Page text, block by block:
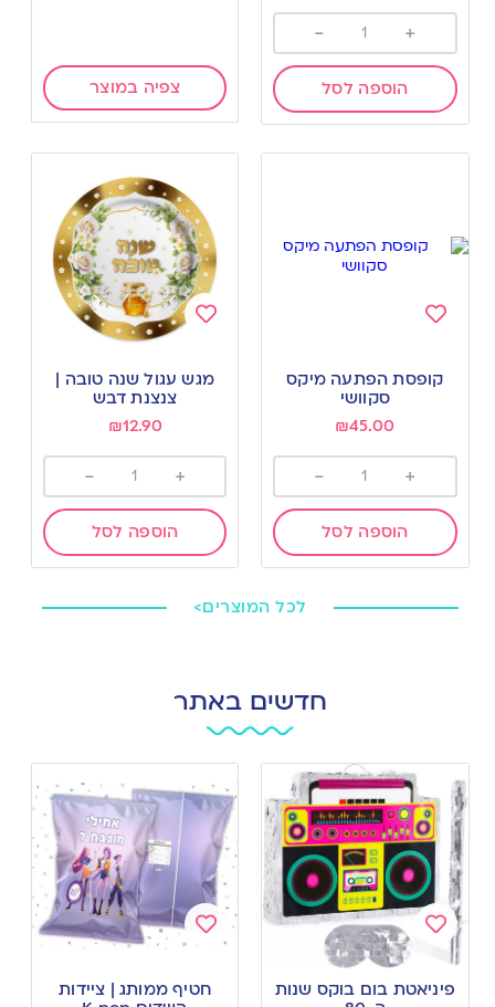
+
-
הוספה לסל צפיה במוצר
to
wishlist
קופסת הפתעה מיקס
סקוושי
₪45.00
+
-
הוספה לסל
to
wishlist
מגש עגול שנה טובה |
צנצנת דבש
₪12.90
+
-
הוספה לסל
לכל המוצרים>
חדשים באתר
Add
to
פיניאטת בום בוקס שנות
חטיף ממותג | ציידות